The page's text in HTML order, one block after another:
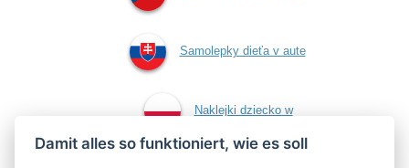
Samolepky dieťa v aute
Naklejki dziecko w
Damit alles so funktioniert, wie es soll